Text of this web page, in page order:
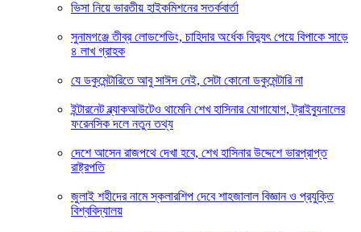
ভিসা নিয়ে ভারতীয় হাইকমিশনের সতর্কবার্তা
সুনামগঞ্জে তীব্র লোডশেডিং, চাহিদার অর্ধেক বিদ্যুৎ পেয়ে বিপাকে সাড়ে
৪ লাখ গ্রাহক
যে ডকুমেন্টারিতে আবু সাঈদ নেই, সেটা কোনো ডকুমেন্টারি না
ইন্টারনেট ব্ল্যাকআউটেও থামেনি শেখ হাসিনার যোগাযোগ, ট্রাইব্যুনালের
ফরেনসিক দলে নতুন তথ্য
দেশে আসেন রাজপথে দেখা হবে, শেখ হাসিনার উদ্দেশে ভারপ্রাপ্ত
রাষ্ট্রপতি
জুলাই শহীদের নামে স্কলারশিপ দেবে শাহজালাল বিজ্ঞান ও প্রযুক্তি
বিশ্ববিদ্যালয়